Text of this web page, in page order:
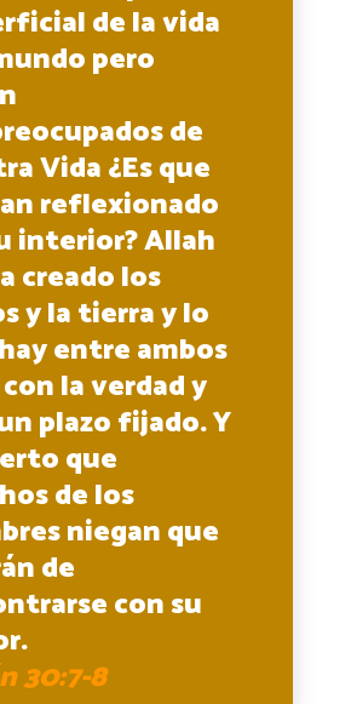
de la vida
pero
de
Vida ¿Es que
reflexionado
interior? Allah
creado los
y la tierra y lo
entre ambos
la verdad y
plazo fijado. Y
que
de los
niegan que
de
con su
30:7-8